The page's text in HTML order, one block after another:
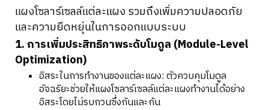
แผงโซลาร์เซลล์แต่ละแผง รวมถึงเพิ่มความปลอดภัย
และความยืดหยุ่นในการออกแบบระบบ
1. การเพิ่มประสิทธิภาพระดับโมดูล (Module-Level
Optimization)
อิสระในการทำงานของแต่ละแผง: ตัวควบคุมโมดูล
อัจฉริยะช่วยให้แผงโซลาร์เซลล์แต่ละแผงทำงานได้อย่าง
อิสระโดยไม่รบกวนซึ่งกันและกัน